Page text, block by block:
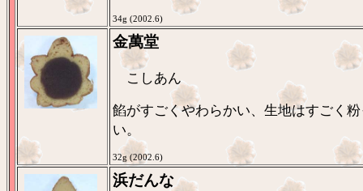
34g (2002.6)
金萬堂
こしあん
餡がすごくやわらかい、生地はすごく
い。
32g (2002.6)
浜だんな